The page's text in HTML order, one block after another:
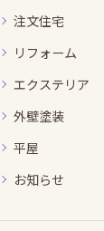
注文住宅
リフォーム
エクステリア
外壁塗装
平屋
お知らせ